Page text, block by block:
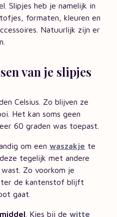
Slipjes heb je namelijk in
formaten, kleuren en
Natuurlijk zijn er
van je slipjes
Celsius. Zo blijven ze
Het kan soms geen
60 graden was toepast.
om een waszakje te
tegelijk met andere
Zo voorkom je
de kantenstof blijft
gaat.
. Kies bij de witte